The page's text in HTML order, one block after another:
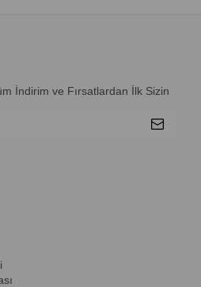
İndirim ve Fırsatlardan İlk Sizin